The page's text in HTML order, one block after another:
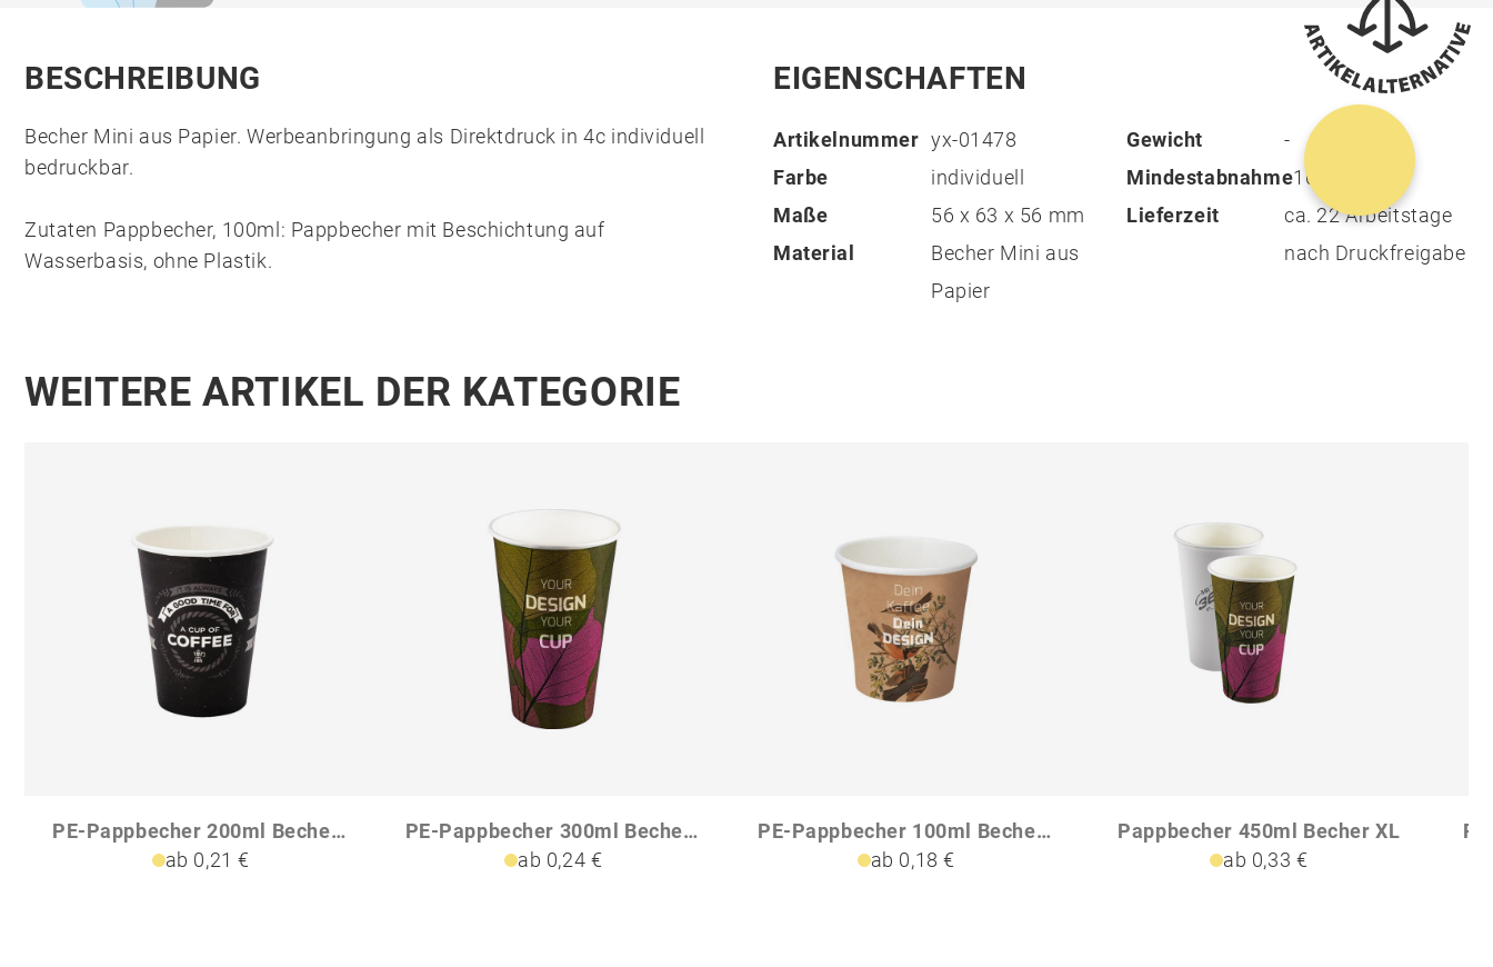
BESCHREIBUNG
Becher Mini aus Papier. Werbeanbringung als Direktdruck in 4c individuell
bedruckbar.
Zutaten Pappbecher, 100ml: Pappbecher mit Beschichtung auf
Wasserbasis, ohne Plastik.
EIGENSCHAFTEN
Artikelnummer yx-01478
Farbe
individuell
Maße
56 x 63 x 56 mm
Material
Becher Mini aus
Papier
Gewicht
-
Mindestabnahme1000
Lieferzeit
ca. 22 Arbeitstage
nach Druckfreigabe
WEITERE ARTIKEL DER KATEGORIE
PE-Pappbecher 200ml Becher Midi
ab 0,21 €
PE-Pappbecher 300ml Becher Maxi
ab 0,24 €
PE-Pappbecher 100ml Becher Mini
ab 0,18 €
Pappbecher 450ml Becher XL
ab 0,33 €